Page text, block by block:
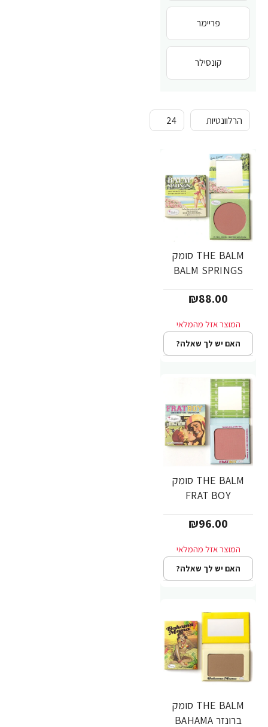
פריימר
קונסילר
THE BALM סומק
BALM SPRINGS
₪88.00
האם יש לך שאלה?
THE BALM סומק
FRAT BOY
₪96.00
האם יש לך שאלה?
THE BALM סומק
ברונזר BAHAMA